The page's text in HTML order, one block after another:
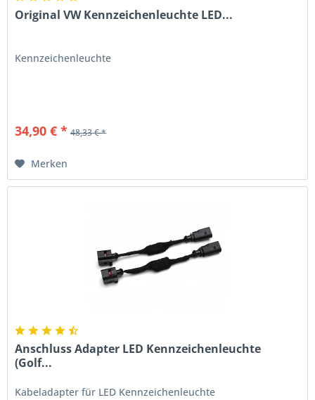
Original VW Kennzeichenleuchte LED...
Kennzeichenleuchte
34,90 € * 48,33 € *
Merken
Anschluss Adapter LED Kennzeichenleuchte
(Golf...
Kabeladapter für LED Kennzeichenleuchte